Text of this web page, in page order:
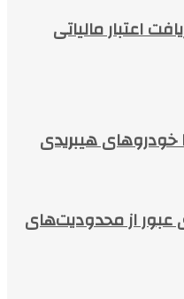
اعتبار مالیاتی
هیبریدی
عبور از محدودیت‌های